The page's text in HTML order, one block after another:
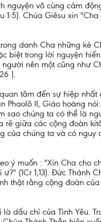
nguyện vô cùng cảm
5). Chúa Giêsu xin
danh Cha những kẻ
biệt trong lời nguyện
nên một cũng như
).
tâm đến sự hiệp
Phaolô II, Giáo hoàng
sao chúng ta có thể là
rẽ giữa các cộng đoàn
chúng ta và có
muốn : "Xin Cha cho
(1Cr 1,13). Đức Thánh
thật rằng cộng đoàn
dấu chỉ của Tình Yêu.